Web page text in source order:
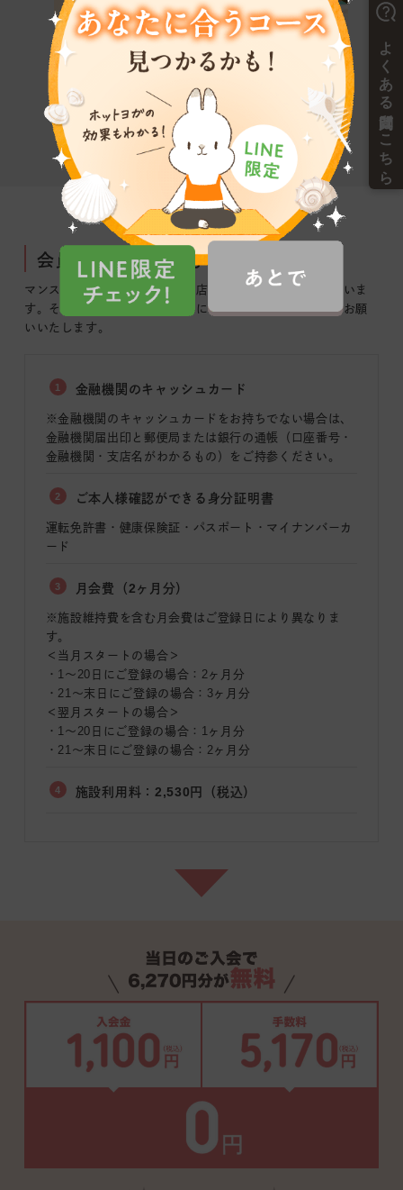
会員登録に必要なもの
マンスリー会員へのご登録は、店舗にて登録手続きがございま
す。
その際、以下のものが必要になりますので、ご用意をお願
いいたします。
1 金融機関のキャッシュカード
※金融機関のキャッシュカードをお持ちでない場合は、
金融機関届出印と郵便局または銀行の通帳（口座番号・
金融機関・支店名がわかるもの）をご持参ください。
2 ご本人様確認ができる身分証明書
運転免許書・健康保険証・パスポート・マイナンバーカ
ード
3 月会費（2ヶ月分）
※施設維持費を含む月会費はご登録日により異なりま
す。
＜当月スタートの場合＞
・1〜20日にご登録の場合：2ヶ月分
・21〜末日にご登録の場合：3ヶ月分
＜翌月スタートの場合＞
・1〜20日にご登録の場合：1ヶ月分
・21〜末日にご登録の場合：2ヶ月分
4 施設利用料：2,530円（税込）